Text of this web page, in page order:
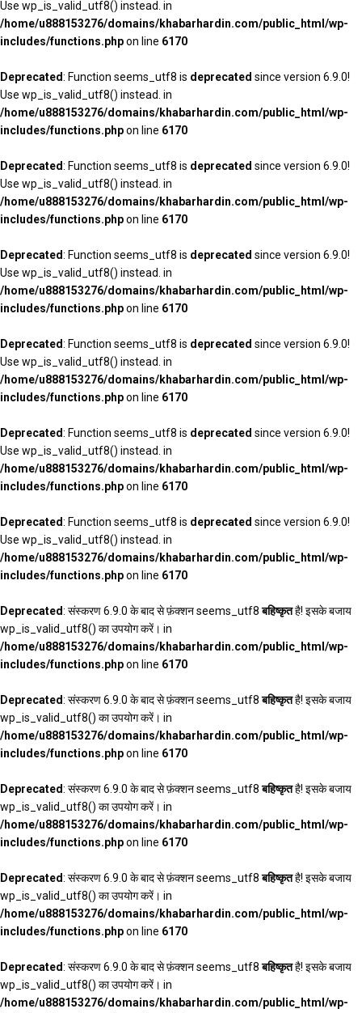
Use wp_is_valid_utf8() instead. in
/home/u888153276/domains/khabarhardin.com/public_html/wp-
includes/functions.phpon line 6170
Deprecated: Function seems_utf8 is deprecated since version 6.9.0!
Use wp_is_valid_utf8() instead. in
/home/u888153276/domains/khabarhardin.com/public_html/wp-
includes/functions.phpon line 6170
Deprecated: Function seems_utf8 is deprecated since version 6.9.0!
Use wp_is_valid_utf8() instead. in
/home/u888153276/domains/khabarhardin.com/public_html/wp-
includes/functions.phpon line 6170
Deprecated: Function seems_utf8 is deprecated since version 6.9.0!
Use wp_is_valid_utf8() instead. in
/home/u888153276/domains/khabarhardin.com/public_html/wp-
includes/functions.phpon line 6170
Deprecated: Function seems_utf8 is deprecated since version 6.9.0!
Use wp_is_valid_utf8() instead. in
/home/u888153276/domains/khabarhardin.com/public_html/wp-
includes/functions.phpon line 6170
Deprecated: Function seems_utf8 is deprecated since version 6.9.0!
Use wp_is_valid_utf8() instead. in
/home/u888153276/domains/khabarhardin.com/public_html/wp-
includes/functions.phpon line 6170
Deprecated: Function seems_utf8 is deprecated since version 6.9.0!
Use wp_is_valid_utf8() instead. in
/home/u888153276/domains/khabarhardin.com/public_html/wp-
includes/functions.phpon line 6170
Deprecated: संस्करण 6.9.0 के बाद से फ़ंक्शन seems_utf8बहिष्कृतहै! इसके बजाय
wp_is_valid_utf8() का उपयोग करें। in
/home/u888153276/domains/khabarhardin.com/public_html/wp-
includes/functions.phpon line 6170
Deprecated: संस्करण 6.9.0 के बाद से फ़ंक्शन seems_utf8बहिष्कृतहै! इसके बजाय
wp_is_valid_utf8() का उपयोग करें। in
/home/u888153276/domains/khabarhardin.com/public_html/wp-
includes/functions.phpon line 6170
Deprecated: संस्करण 6.9.0 के बाद से फ़ंक्शन seems_utf8बहिष्कृतहै! इसके बजाय
wp_is_valid_utf8() का उपयोग करें। in
/home/u888153276/domains/khabarhardin.com/public_html/wp-
includes/functions.phpon line 6170
Deprecated: संस्करण 6.9.0 के बाद से फ़ंक्शन seems_utf8बहिष्कृतहै! इसके बजाय
wp_is_valid_utf8() का उपयोग करें। in
/home/u888153276/domains/khabarhardin.com/public_html/wp-
includes/functions.phpon line 6170
Deprecated: संस्करण 6.9.0 के बाद से फ़ंक्शन seems_utf8बहिष्कृतहै! इसके बजाय
wp_is_valid_utf8() का उपयोग करें। in
/home/u888153276/domains/khabarhardin.com/public_html/wp-